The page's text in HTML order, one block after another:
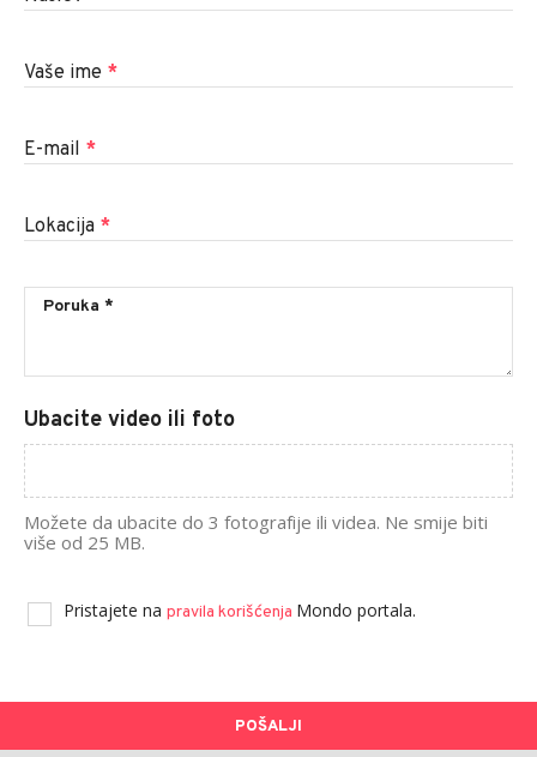
Vaše ime *
E-mail *
Lokacija *
Ubacite video ili foto
Možete da ubacite do 3 fotografije ili videa. Ne smije biti
više od 25 MB.
Pristajete na pravila korišćenja Mondo portala.
POŠALJI